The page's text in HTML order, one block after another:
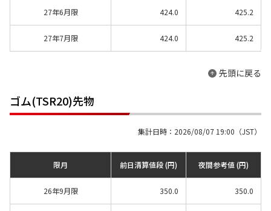
27年6月限 424.0 425.2
27年7月限 424.0 425.2
先頭に戻る
ゴム(TSR20)先物
集計日時：2026/08/07 19:00（JST）
限月 前日清算値段 (円) 夜間参考値 (円)
26年9月限 350.0 350.0